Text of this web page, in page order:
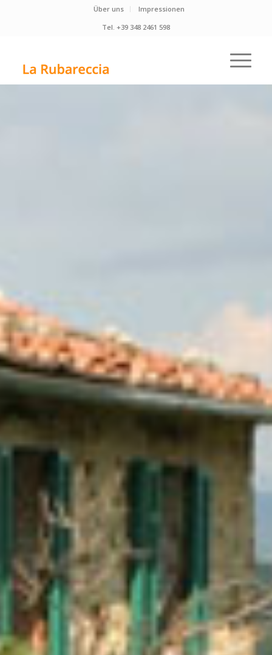
Über uns
Impressionen
Tel. +39 348 2461 598